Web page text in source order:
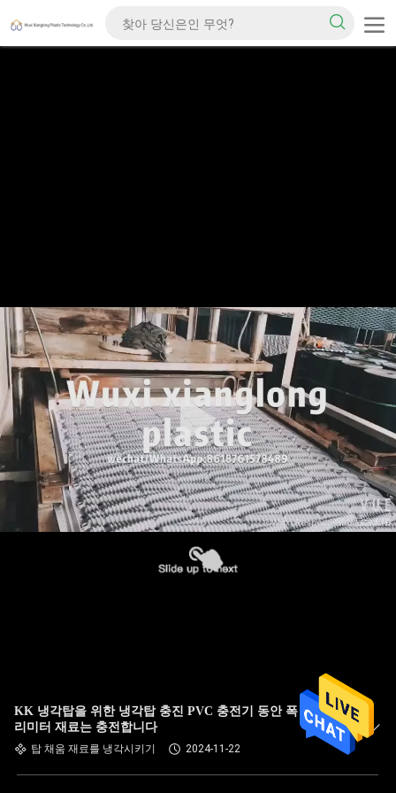
KK 냉각탑을 위한 냉각탑 충진 PVC 충전기 동안 폭 750 밀
리미터 재료는 충전합니다
탑 채움 재료를 냉각시키기 2024-11-22